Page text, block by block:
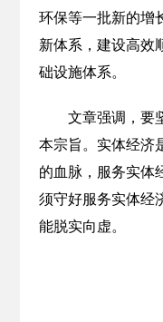
环保等一批新的增
新体系，建设高效
础设施体系。
文章强调，要坚
本宗旨。实体经济
的血脉，服务实体
须守好服务实体经
能脱实向虚。